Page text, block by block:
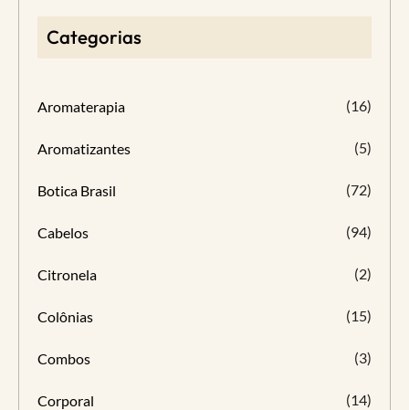
Categorias
Aromaterapia (16)
Aromatizantes (5)
Botica Brasil (72)
Cabelos (94)
Citronela (2)
Colônias (15)
Combos (3)
Corporal (14)